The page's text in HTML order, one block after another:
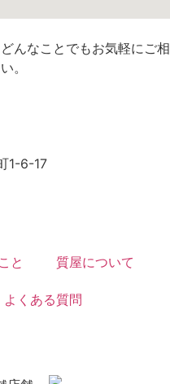
1-6-17
と 質屋について
よくある質問